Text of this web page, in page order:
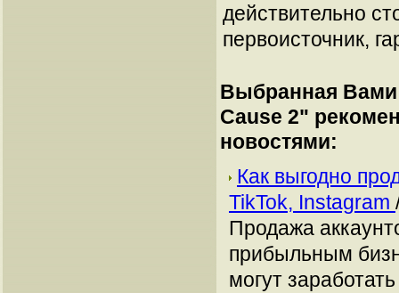
действительно
первоисточник,
Выбранная Вами
Cause 2"
новостями:
Как выгодно
TikTok, Instagram
Продажа
прибыльным
могут